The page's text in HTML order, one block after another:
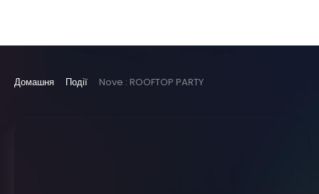
Домашня Події Nove : ROOFTOP PARTY